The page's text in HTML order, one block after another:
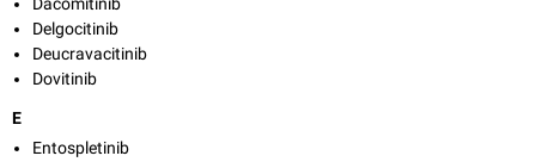
Dacomitinib
Delgocitinib
Deucravacitinib
Dovitinib
E
Entospletinib